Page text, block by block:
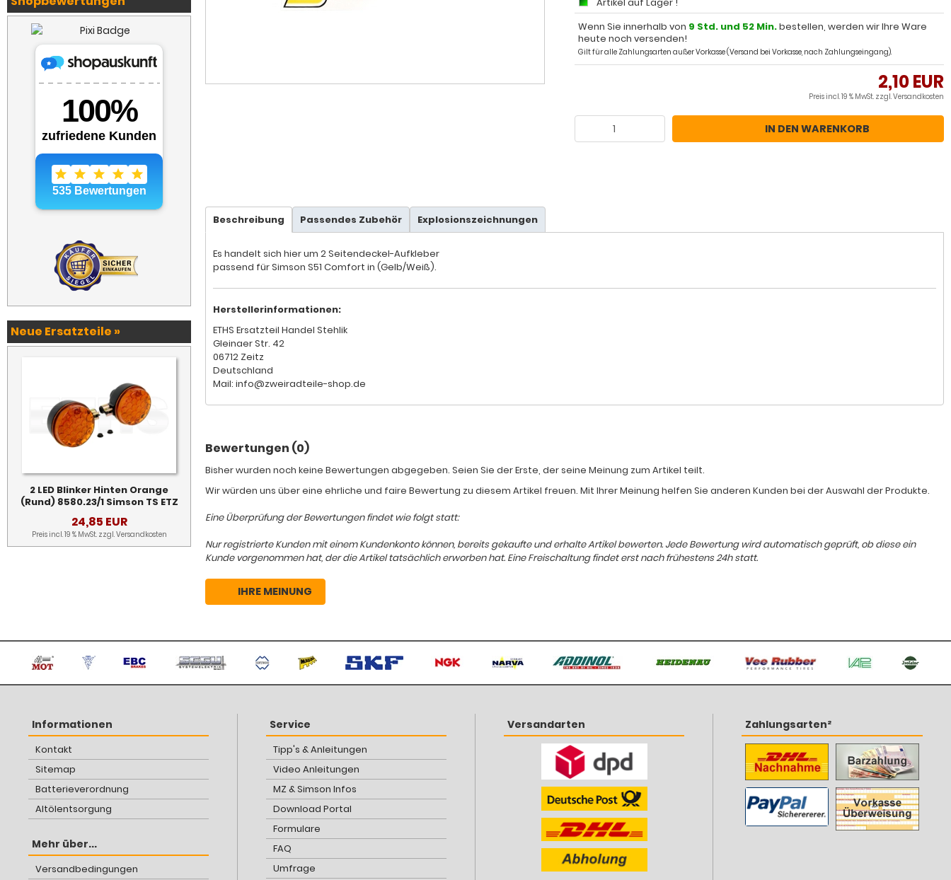
Wenn Sie innerhalb von 9 Std. und 52 Min.bestellen, werden wir Ihre Ware
heute noch versenden!
Gilt für alle Zahlungsarten außer Vorkasse (Versand bei Vorkasse, nach Zahlungseingang).
2,10 EUR
Preis incl. 19 % MwSt. zzgl.Versandkosten
IN DEN WARENKORB
Beschreibung Passendes Zubehör Explosionszeichnungen
Es handelt sich hier um 2 Seitendeckel-Aufkleber
passend für Simson S51 Comfort in (Gelb/Weiß).
Herstellerinformationen:
ETHS Ersatzteil Handel Stehlik
Gleinaer Str. 42
06712 Zeitz
Deutschland
Mail: info@zweiradteile-shop.de
Bewertungen (0)
Bisher wurden noch keine Bewertungen abgegeben. Seien Sie der Erste, der seine Meinung zum Artikel teilt.
Wir würden uns über eine ehrliche und faire Bewertung zu diesem Artikel freuen. Mit Ihrer Meinung helfen Sie anderen Kunden bei der Auswahl der Produkte.
Eine Überprüfung der Bewertungen findet wie folgt statt:
Nur registrierte Kunden mit einem Kundenkonto können, bereits gekaufte und erhalte Artikel bewerten. Jede Bewertung wird automatisch geprüft, ob diese ein
Kunde vorgenommen hat, der die Artikel tatsächlich erworben hat. Eine Freischaltung findet erst nach frühestens 24h statt.
IHRE MEINUNG
Neue Ersatzteile »
2 LED Blinker Hinten Orange
(Rund) 8580.23/1 Simson TS ETZ
24,85 EUR
Preis incl. 19 % MwSt. zzgl.Versandkosten
Informationen
Kontakt
Sitemap
Batterieverordnung
Altölentsorgung
Mehr über...
Versandbedingungen
Service
Tipp's & Anleitungen
Video Anleitungen
MZ & Simson Infos
Download Portal
Formulare
FAQ
Umfrage
Versandarten Zahlungsarten²